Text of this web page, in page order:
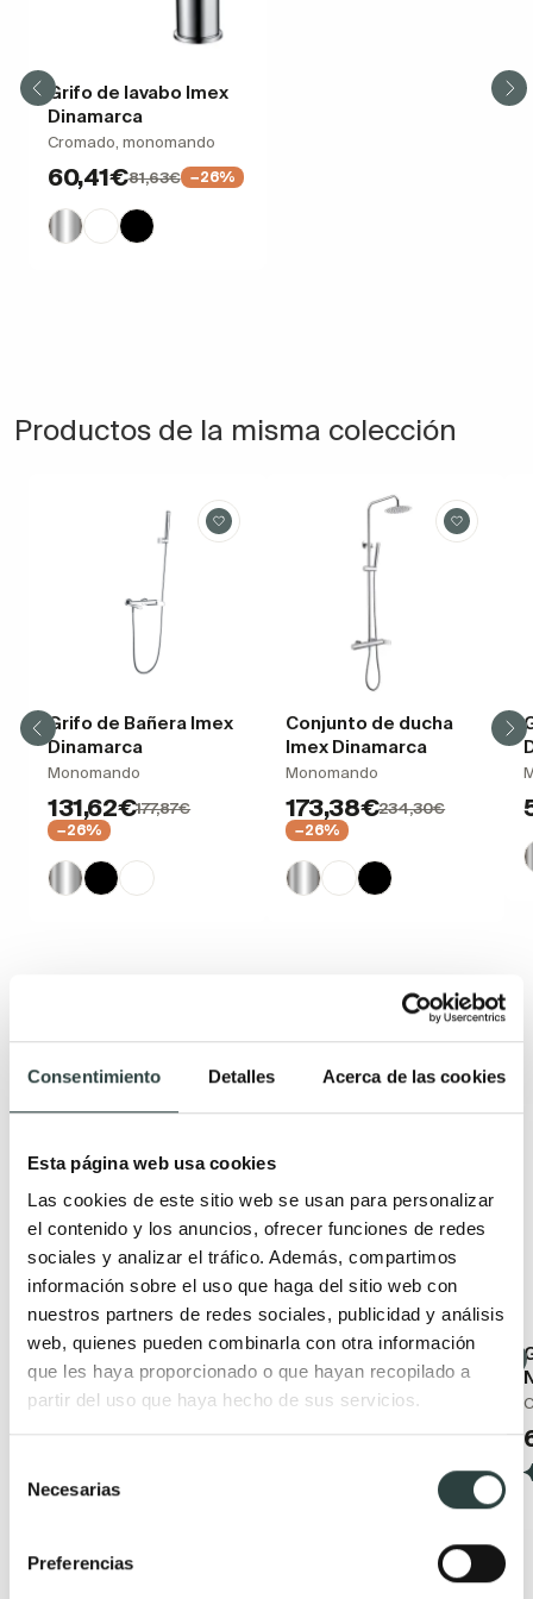
Consentimiento Detalles Acerca de las cookies
Esta página web usa cookies
Las cookies de este sitio web se usan para personalizar
el contenido y los anuncios, ofrecer funciones de redes
sociales y analizar el tráfico. Además, compartimos
información sobre el uso que haga del sitio web con
nuestros partners de redes sociales, publicidad y análisis
web, quienes pueden combinarla con otra información
que les haya proporcionado o que hayan recopilado a
partir del uso que haya hecho de sus servicios.
Necesarias
Preferencias
Grifo de lavabo Imex
Dinamarca
Cromado, monomando
60,41€81,63€ −26%
Productos de la misma colección
Grifo de Bañera Imex
Dinamarca
Monomando
131,62€177,87€
−26%
Conjunto de ducha
Imex Dinamarca
Monomando
173,38€234,30€
−26%
Grifo de lavabo Imex
Roma
Monomando Ø4x15x16.6
Grifo de lavabo Imex
Roma
Monomando, caño alto
90,44€122,21€